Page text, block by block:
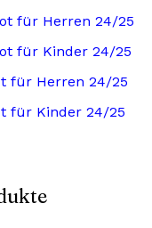
für Herren 24/25
für Kinder 24/25
für Herren 24/25
für Kinder 24/25